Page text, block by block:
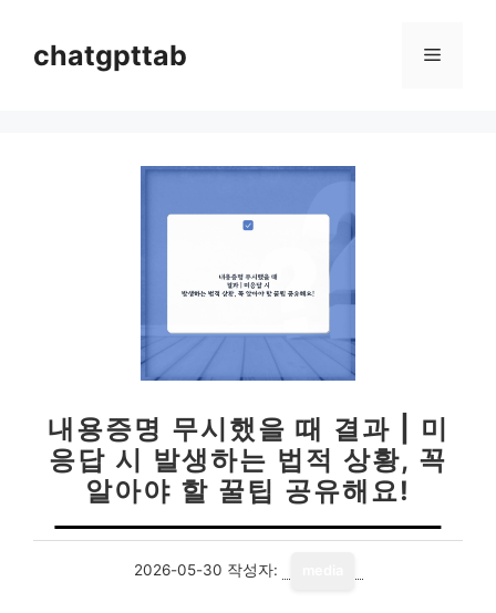
chatgpttab 메
내용증명 무시했을 때 결과 | 미
응답 시 발생하는 법적 상황, 꼭
알아야 할 꿀팁 공유해요!
2026-05-30 작성자: